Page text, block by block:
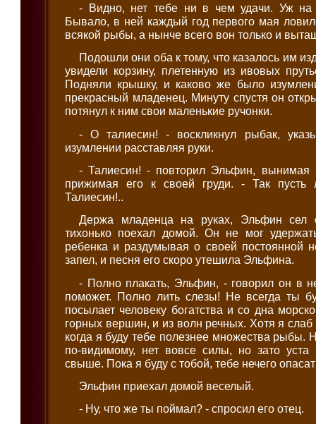
- Видно, нет тебе ни в чем удачи. Уж на
Бывало, в ней каждый год первого мая
всякой рыбы, а нынче всего вон только и
Подошли они оба к тому, что казалось им
увидели корзину, плетенную из ивовых
Подняли крышку, и каково же было
прекрасный младенец. Минуту спустя он
потянул к ним свои маленькие ручонки.
- О талиесин! - воскликнул рыбак,
изумлении расставляя руки.
- Талиесин! - повторил Эльфин, вынимая
прижимая его к своей груди. - Так пусть
Талиесин!..
Держа младенца на руках, Эльфин сел
тихонько поехал домой. Он не мог
ребенка и раздумывая о своей постоянной
запел, и песня его скоро утешила Эльфина.
- Полно плакать, Эльфин, - говорил он в
поможет. Полно лить слезы! Не всегда ты
посылает человеку богатства и со дна
горных вершин, и из волн речных. Хотя я
когда я буду тебе полезнее множества рыбы.
по-видимому, нет вовсе силы, но зато
свыше. Пока я буду с тобой, тебе нечего
Эльфин приехал домой веселый.
- Ну, что же ты поймал? - спросил его отец.